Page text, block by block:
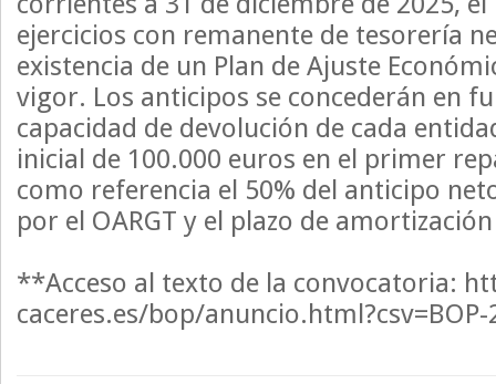
ejercicios con remanente de tesorería
existencia de un Plan de Ajuste
vigor. Los anticipos se concederán en
capacidad de devolución de cada
inicial de 100.000 euros en el primer
como referencia el 50% del anticipo
por el OARGT y el plazo de
**Acceso al texto de la convocatoria:
caceres.es/bop/anuncio.html?csv=BOP-